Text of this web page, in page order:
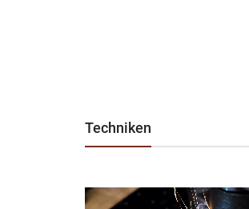
Techniken